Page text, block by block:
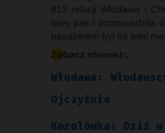
812 relacji Włodawa -
lewy pas i doprowadziła
pasażerem był 65 letni
Zobacz również:.
Włodawa:
Ojczyźnie
Korolówka: Dziś